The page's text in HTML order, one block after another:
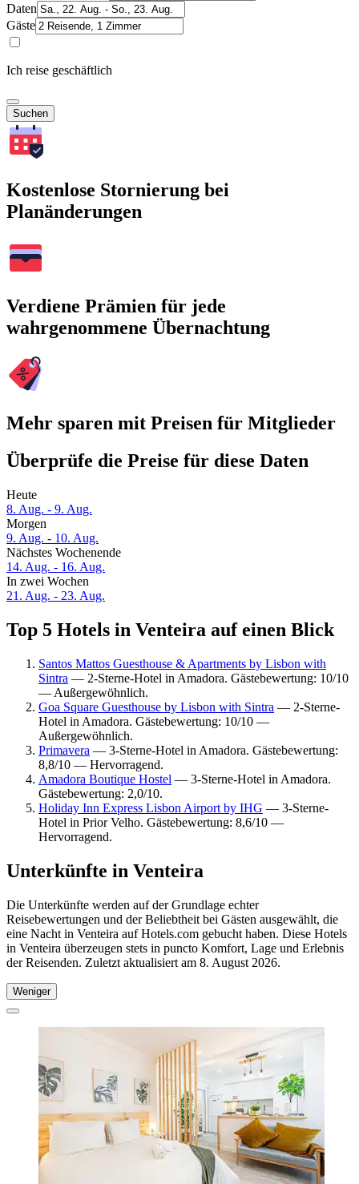
Daten
Gäste
Ich reise geschäftlich
Suchen
Kostenlose Stornierung bei
Planänderungen
Verdiene Prämien für jede
wahrgenommene Übernachtung
Mehr sparen mit Preisen für Mitglieder
Überprüfe die Preise für diese Daten
Heute
8. Aug. - 9. Aug.
Morgen
9. Aug. - 10. Aug.
Nächstes Wochenende
14. Aug. - 16. Aug.
In zwei Wochen
21. Aug. - 23. Aug.
Top 5 Hotels in Venteira auf einen Blick
Santos Mattos Guesthouse & Apartments by Lisbon with
Sintra — 2-Sterne-Hotel in Amadora. Gästebewertung: 10/10
— Außergewöhnlich.
Goa Square Guesthouse by Lisbon with Sintra — 2-Sterne-
Hotel in Amadora. Gästebewertung: 10/10 —
Außergewöhnlich.
Primavera — 3-Sterne-Hotel in Amadora. Gästebewertung:
8,8/10 — Hervorragend.
Amadora Boutique Hostel — 3-Sterne-Hotel in Amadora.
Gästebewertung: 2,0/10.
Holiday Inn Express Lisbon Airport by IHG — 3-Sterne-
Hotel in Prior Velho. Gästebewertung: 8,6/10 —
Hervorragend.
Unterkünfte in Venteira
Die Unterkünfte werden auf der Grundlage echter
Reisebewertungen und der Beliebtheit bei Gästen ausgewählt, die
eine Nacht in Venteira auf Hotels.com gebucht haben. Diese Hotels
in Venteira überzeugen stets in puncto Komfort, Lage und Erlebnis
der Reisenden. Zuletzt aktualisiert am 8. August 2026.
Weniger